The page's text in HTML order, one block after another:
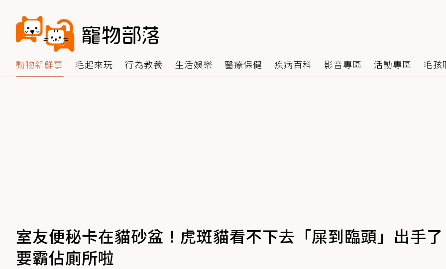
動物新鮮事 毛起來玩 行為教養 生活娛樂 醫療保健 疾病百科 影音專區 活動專區 毛孩
室友便秘卡在貓砂盆！虎斑貓看不下去「屎到臨頭」出手
要霸佔廁所啦